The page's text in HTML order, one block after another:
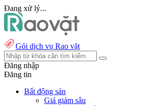
Đang xử lý...
Gói dịch vụ Rao vặt
Đăng nhập
Đăng tin
Bất động sản
Giá giảm sâu